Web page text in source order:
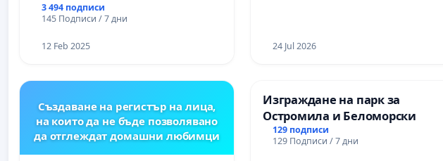
3 494 подписи
145 Подписи / 7 дни
12 Feb 2025 24 Jul 2026
Създаване на регистър на лица,
на които да не бъде позволявано
да отглеждат домашни любимци
Изграждане на парк за
Остромила и Беломорски
129 подписи
129 Подписи / 7 дни